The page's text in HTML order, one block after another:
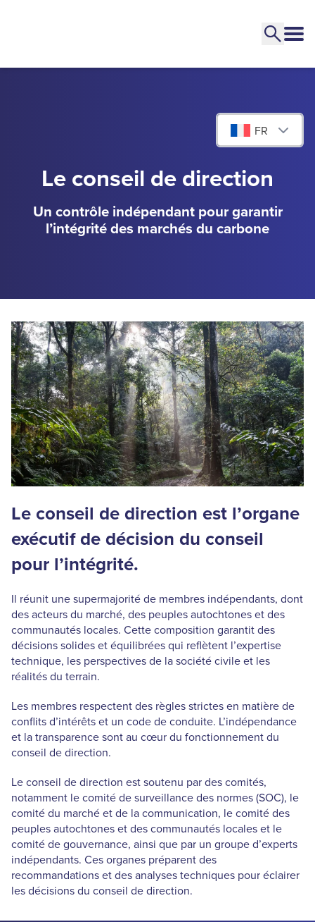
FR
Le conseil de direction
Un contrôle indépendant pour garantir
l’intégrité des marchés du carbone
Le conseil de direction est l’organe
exécutif de décision du conseil
pour l’intégrité.
Il réunit une supermajorité de membres indépendants, dont
des acteurs du marché, des peuples autochtones et des
communautés locales. Cette composition garantit des
décisions solides et équilibrées qui reflètent l’expertise
technique, les perspectives de la société civile et les
réalités du terrain.
Les membres respectent des règles strictes en matière de
conflits d’intérêts et un code de conduite. L’indépendance
et la transparence sont au cœur du fonctionnement du
conseil de direction.
Le conseil de direction est soutenu par des comités,
notamment le comité de surveillance des normes (SOC), le
comité du marché et de la communication, le comité des
peuples autochtones et des communautés locales et le
comité de gouvernance, ainsi que par un groupe d’experts
indépendants. Ces organes préparent des
recommandations et des analyses techniques pour éclairer
les décisions du conseil de direction.